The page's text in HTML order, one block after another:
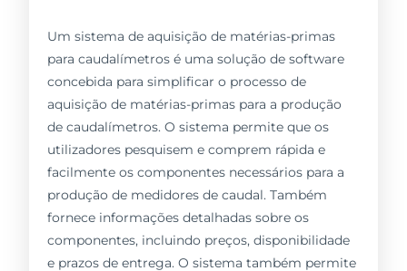
Um sistema de aquisição de matérias-primas
para caudalímetros é uma solução de software
concebida para simplificar o processo de
aquisição de matérias-primas para a produção
de caudalímetros. O sistema permite que os
utilizadores pesquisem e comprem rápida e
facilmente os componentes necessários para a
produção de medidores de caudal. Também
fornece informações detalhadas sobre os
componentes, incluindo preços, disponibilidade
e prazos de entrega. O sistema também permite